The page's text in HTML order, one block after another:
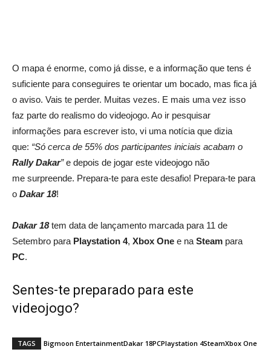
O mapa é enorme, como já disse, e a informação que tens é
suficiente para conseguires te orientar um bocado, mas fica já
o aviso. Vais te perder. Muitas vezes. E mais uma vez isso
faz parte do realismo do videojogo. Ao ir pesquisar
informações para escrever isto, vi uma notícia que dizia
que: “Só cerca de 55% dos participantes iniciais acabam o
Rally Dakar”e depois de jogar este videojogo não
me surpreende. Prepara-te para este desafio! Prepara-te para
o Dakar 18!
Dakar 18tem data de lançamento marcada para 11 de
Setembro para Playstation 4, Xbox One e na Steam para
PC.
Sentes-te preparado para este
videojogo?
TAGS Bigmoon EntertainmentDakar 18PCPlaystation 4SteamXbox One